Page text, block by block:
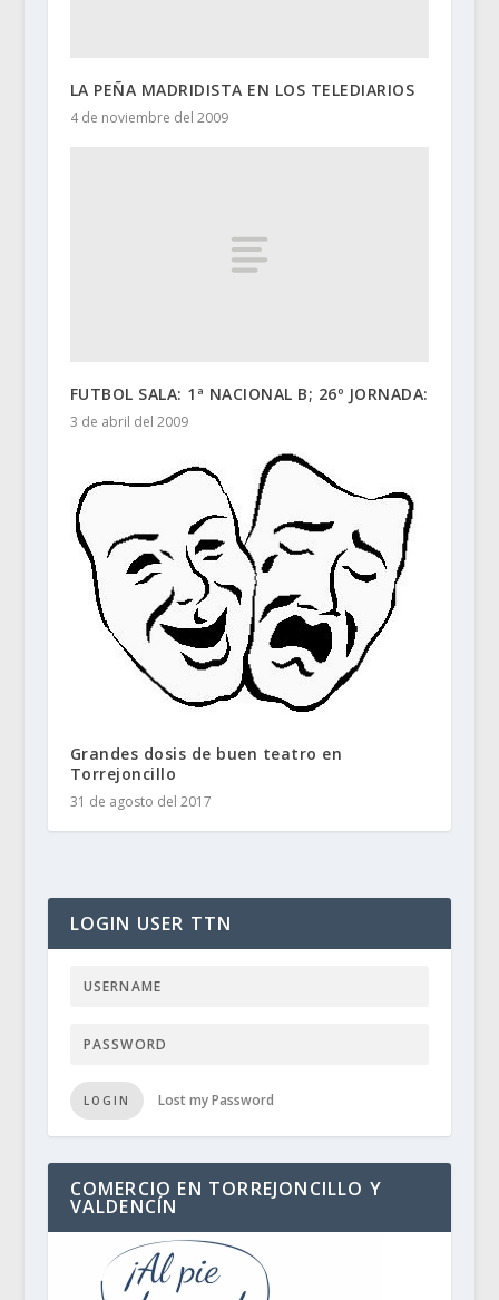
LA PEÑA MADRIDISTA EN LOS TELEDIARIOS
4 de noviembre del 2009
FUTBOL SALA: 1ª NACIONAL B; 26º JORNADA:
3 de abril del 2009
Grandes dosis de buen teatro en
Torrejoncillo
31 de agosto del 2017
LOGIN USER TTN
LOGIN Lost my Password
COMERCIO EN TORREJONCILLO Y
VALDENCÍN